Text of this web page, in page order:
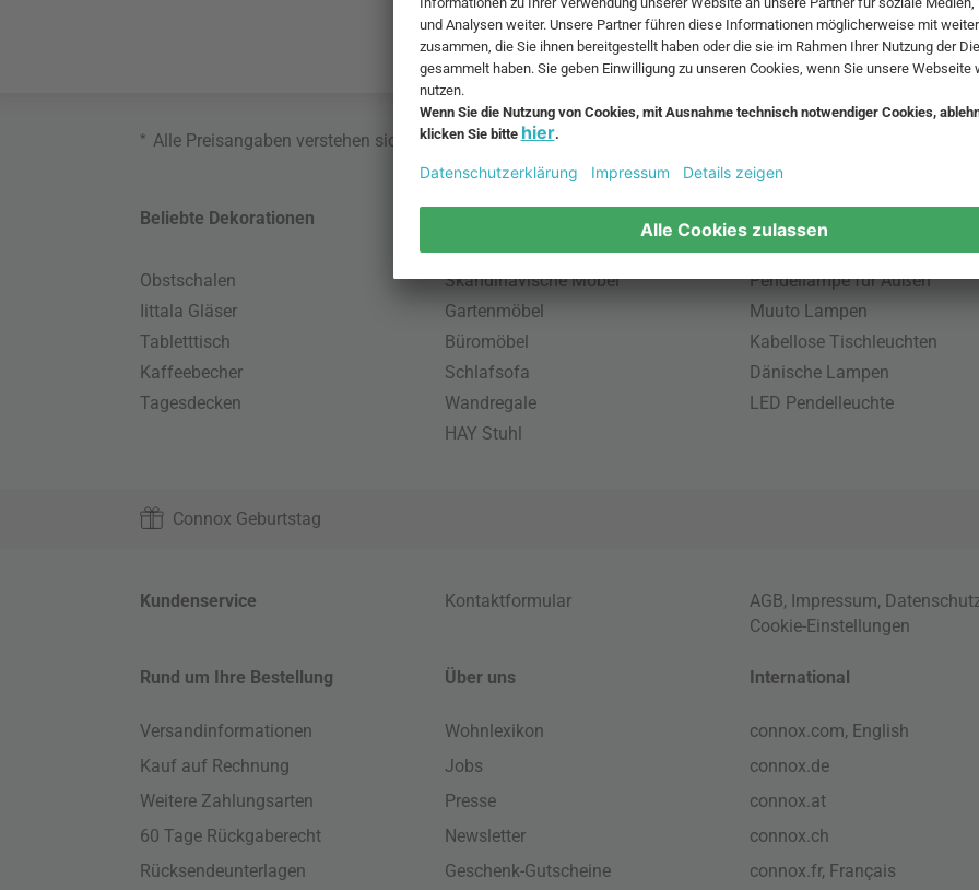
* Alle Preisangaben verstehen sich inklusive MwSt. und zzgl.
Beliebte Dekorationen
Obstschalen
Iittala Gläser
Tabletttisch
Kaffeebecher
Tagesdecken
Skandinavische Möbel
Gartenmöbel
Büromöbel
Schlafsofa
Wandregale
HAY Stuhl
Beliebte Leuchten
Pendellampe für Außen
Muuto Lampen
Kabellose Tischleuchten
Dänische Lampen
LED Pendelleuchte
Connox Geburtstag
Kundenservice Kontaktformular AGB, Impressum,
Cookie-Einstellungen
Rund um Ihre Bestellung
Versandinformationen
Kauf auf Rechnung
Weitere Zahlungsarten
60 Tage Rückgaberecht
Rücksendeunterlagen
Über uns
Wohnlexikon
Jobs
Presse
Newsletter
Geschenk-Gutscheine
International
connox.com, English
connox.de
connox.at
connox.ch
connox.fr, Français